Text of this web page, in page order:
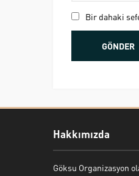
Bir dahaki
Hakkımızda
Göksu Organizasyon
Bekir Kiper